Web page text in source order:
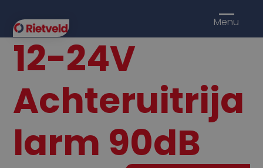
Menu
12-24V
Achteruitrija
larm 90dB